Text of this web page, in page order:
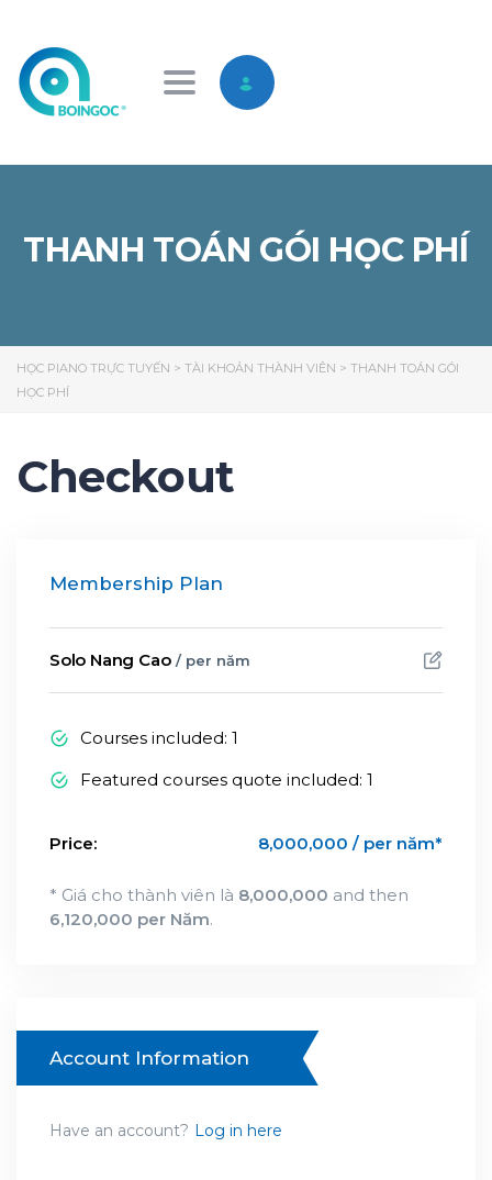
Toggle navigation
THANH TOÁN GÓI HỌC PHÍ
HỌC PIANO TRỰC TUYẾN > TÀI KHOẢN THÀNH VIÊN > THANH TOÁN GÓI
HỌC PHÍ
Checkout
Account Information
Have an account? Log in here
Membership Plan
Solo Nang Cao / per năm
Courses included: 1
Featured courses quote included: 1
Price: 8,000,000 / per năm*
* Giá cho thành viên là 8,000,000 and then
6,120,000 per Năm.